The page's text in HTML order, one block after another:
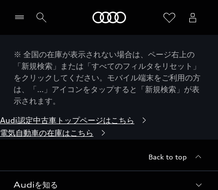
※ 全国の在庫が表示されない場合は、ページ右上の
「新規検索」または「すべてのフィルタをリセット」
をクリックしてください。モバイル端末をご利用の方
は、「…」アイコンをタップすると「新規検索」が表
示されます。
Audi認定中古車トップページはこちら
電気自動車の在庫はこちら
Back to top
Audiを知る